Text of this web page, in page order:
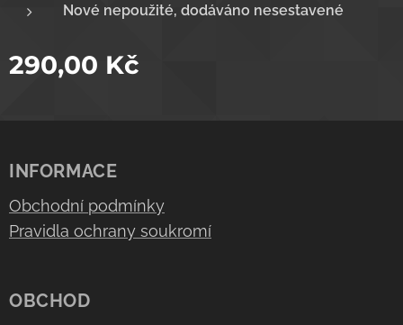
Nové nepoužité, dodáváno nesestavené
290,00 Kč
INFORMACE
Obchodní podmínky
Pravidla ochrany soukromí
OBCHOD